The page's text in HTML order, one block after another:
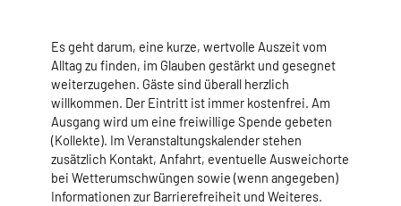
Es geht darum, eine kurze, wertvolle Auszeit vom
Alltag zu finden, im Glauben gestärkt und gesegnet
weiterzugehen. Gäste sind überall herzlich
willkommen. Der Eintritt ist immer kostenfrei. Am
Ausgang wird um eine freiwillige Spende gebeten
(Kollekte). Im Veranstaltungskalender stehen
zusätzlich Kontakt, Anfahrt, eventuelle Ausweichorte
bei Wetterumschwüngen sowie (wenn angegeben)
Informationen zur Barrierefreiheit und Weiteres.